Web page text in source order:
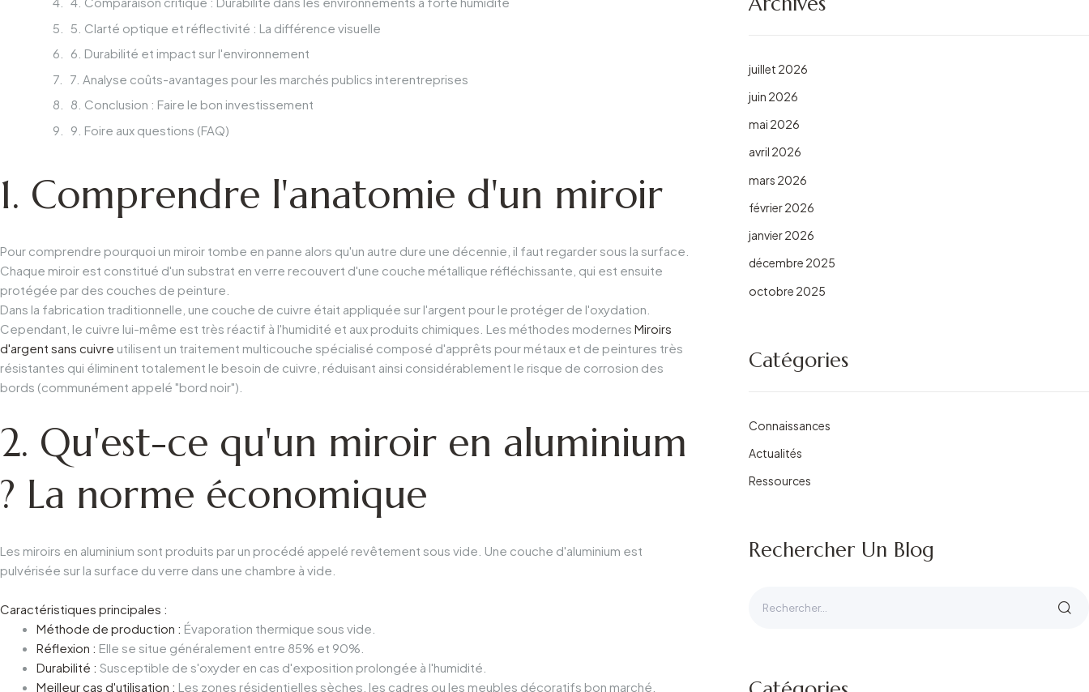
5. Clarté optique et réflectivité : La différence visuelle
6. Durabilité et impact sur l'environnement
7. Analyse coûts-avantages pour les marchés publics interentreprises
8. Conclusion : Faire le bon investissement
9. Foire aux questions (FAQ)
1. Comprendre l'anatomie d'un miroir
Pour comprendre pourquoi un miroir tombe en panne alors qu'un autre dure une décennie, il faut regarder sous la surface.
Chaque miroir est constitué d'un substrat en verre recouvert d'une couche métallique réfléchissante, qui est ensuite
protégée par des couches de peinture.
Dans la fabrication traditionnelle, une couche de cuivre était appliquée sur l'argent pour le protéger de l'oxydation.
Cependant, le cuivre lui-même est très réactif à l'humidité et aux produits chimiques. Les méthodes modernes Miroirs
d'argent sans cuivre utilisent un traitement multicouche spécialisé composé d'apprêts pour métaux et de peintures très
résistantes qui éliminent totalement le besoin de cuivre, réduisant ainsi considérablement le risque de corrosion des
bords (communément appelé "bord noir").
2. Qu'est-ce qu'un miroir en aluminium
? La norme économique
Les miroirs en aluminium sont produits par un procédé appelé revêtement sous vide. Une couche d'aluminium est
pulvérisée sur la surface du verre dans une chambre à vide.
Caractéristiques principales :
Méthode de production : Évaporation thermique sous vide.
Réflexion : Elle se situe généralement entre 85% et 90%.
Durabilité : Susceptible de s'oxyder en cas d'exposition prolongée à l'humidité.
Meilleur cas d'utilisation : Les zones résidentielles sèches, les cadres ou les meubles décoratifs bon marché.
juillet 2026
juin 2026
mai 2026
avril 2026
mars 2026
février 2026
janvier 2026
décembre 2025
octobre 2025
Catégories
Connaissances
Actualités
Ressources
Rechercher Un Blog